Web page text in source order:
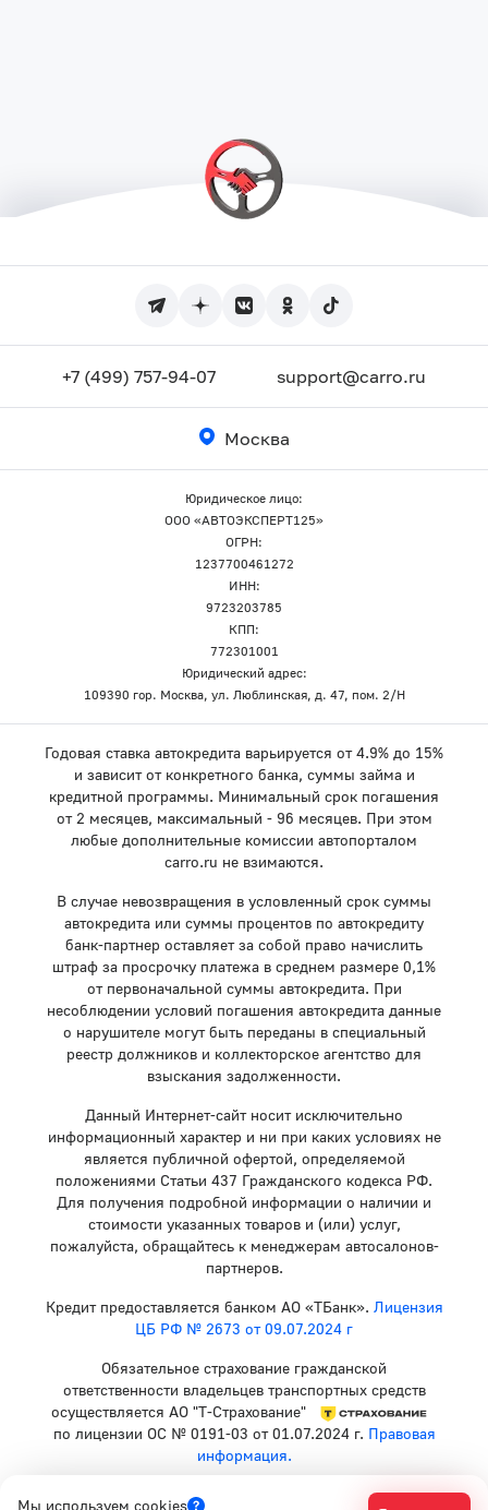
+7 (499) 757-94-07 support@carro.ru
Москва
Юридическое лицо:
ООО «АВТОЭКСПЕРТ125»
ОГРН:
1237700461272
ИНН:
9723203785
КПП:
772301001
Юридический адрес:
109390 гор. Москва, ул. Люблинская, д. 47, пом. 2/Н
Годовая ставка автокредита варьируется от 4.9% до 15%
и зависит от конкретного банка, суммы займа и
кредитной программы. Минимальный срок погашения
от 2 месяцев, максимальный - 96 месяцев. При этом
любые дополнительные комиссии автопорталом
carro.ru не взимаются.
В случае невозвращения в условленный срок суммы
автокредита или суммы процентов по автокредиту
банк-партнер оставляет за собой право начислить
штраф за просрочку платежа в среднем размере 0,1%
от первоначальной суммы автокредита. При
несоблюдении условий погашения автокредита данные
о нарушителе могут быть переданы в специальный
реестр должников и коллекторское агентство для
взыскания задолженности.
Данный Интернет-сайт носит исключительно
информационный характер и ни при каких условиях не
является публичной офертой, определяемой
положениями Статьи 437 Гражданского кодекса РФ.
Для получения подробной информации о наличии и
стоимости указанных товаров и (или) услуг,
пожалуйста, обращайтесь к менеджерам автосалонов-
партнеров.
Кредит предоставляется банком АО «ТБанк». Лицензия
ЦБ РФ № 2673 от 09.07.2024 г
Обязательное страхование гражданской
ответственности владельцев транспортных средств
осуществляется АО "Т-Страхование"
по лицензии ОС № 0191-03 от 01.07.2024 г. Правовая
информация.
Политика конфиденциальности
Мы используем cookies